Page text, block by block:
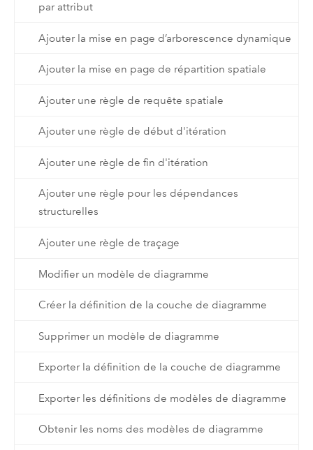
par attribut
Ajouter la mise en page d’arborescence dynamique
Ajouter la mise en page de répartition spatiale
Ajouter une règle de requête spatiale
Ajouter une règle de début d'itération
Ajouter une règle de fin d'itération
Ajouter une règle pour les dépendances
structurelles
Ajouter une règle de traçage
Modifier un modèle de diagramme
Créer la définition de la couche de diagramme
Supprimer un modèle de diagramme
Exporter la définition de la couche de diagramme
Exporter les définitions de modèles de diagramme
Obtenir les noms des modèles de diagramme